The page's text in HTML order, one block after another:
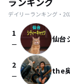
デイリーランキング・
1
check_indeterminate_small 仙台
2
check_indeterminate_small the